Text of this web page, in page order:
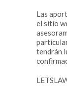
Las
el sitio
tendrán